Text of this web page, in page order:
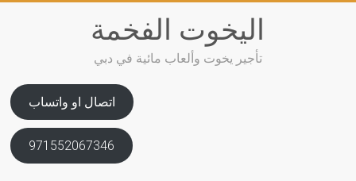
اليخوت الفخمة
تأجير يخوت وألعاب مائية في دبي
اتصال او واتساب
971552067346